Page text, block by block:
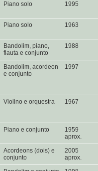
Piano solo 1995
Piano solo 1963
Bandolim, piano,
flauta e conjunto
1988
Bandolim, acordeon
e conjunto
1997
Violino e orquestra 1967
Piano e conjunto
1959
aprox.
Acordeons (dois) e
conjunto
2005
aprox.